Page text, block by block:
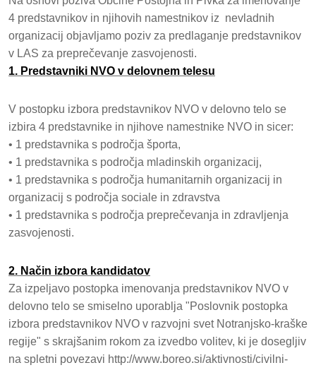
4 predstavnikov in njihovih namestnikov iz nevladnih
organizacij objavljamo poziv za predlaganje predstavnikov
v LAS za preprečevanje zasvojenosti.
1. Predstavniki NVO v delovnem telesu
V postopku izbora predstavnikov NVO v delovno telo se
izbira 4 predstavnike in njihove namestnike NVO in sicer:
• 1 predstavnika s področja športa,
• 1 predstavnika s področja mladinskih organizacij,
• 1 predstavnika s področja humanitarnih organizacij in
organizacij s področja sociale in zdravstva
• 1 predstavnika s področja preprečevanja in zdravljenja
zasvojenosti.
2. Način izbora kandidatov
Za izpeljavo postopka imenovanja predstavnikov NVO v
delovno telo se smiselno uporablja "Poslovnik postopka
izbora predstavnikov NVO v razvojni svet Notranjsko-kraške
regije" s skrajšanim rokom za izvedbo volitev, ki je dosegljiv
na spletni povezavi http://www.boreo.si/aktivnosti/civilni-